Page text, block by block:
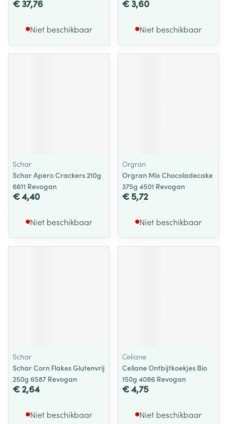
€ 37,76
Niet beschikbaar
€ 3,60
Niet beschikbaar
Schar
Schar Apero Crackers 210g
6611 Revogan
€ 4,40
Niet beschikbaar
Orgran
Orgran Mix Chocoladecake
375g 4501 Revogan
€ 5,72
Niet beschikbaar
Schar
Schar Corn Flakes Glutenvrij
250g 6587 Revogan
€ 2,64
Niet beschikbaar
Celiane
Celiane Ontbijtkoekjes Bio
150g 4086 Revogan
€ 4,75
Niet beschikbaar